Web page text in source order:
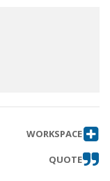
WORKSPACE
QUOTE